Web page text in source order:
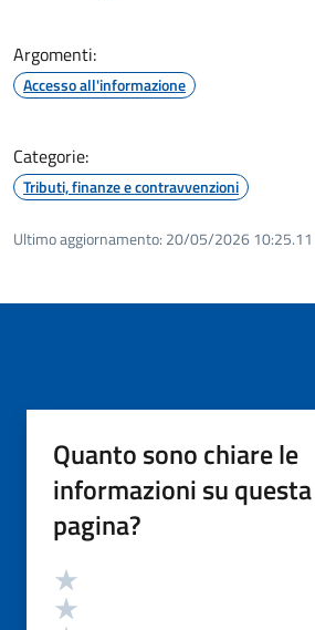
Argomenti:
Accesso all'informazione
Categorie:
Tributi, finanze e contravvenzioni
Ultimo aggiornamento: 20/05/2026 10:25.11
Quanto sono chiare le
informazioni su questa
pagina?
Valutazione